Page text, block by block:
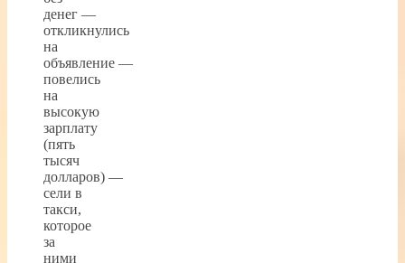
денег —
откликнулись
на
объявление —
повелись
на
высокую
зарплату
(пять
тысяч
долларов) —
сели в
такси,
которое
за
ними